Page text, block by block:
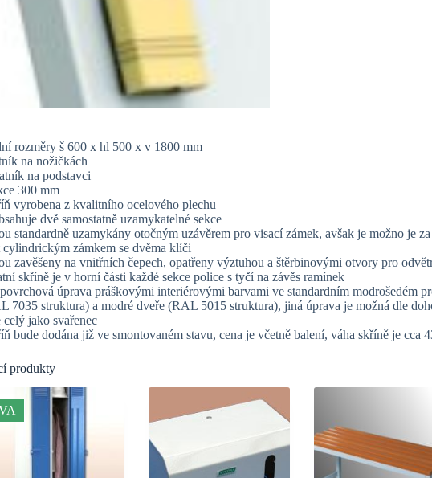
rozměry š 600 x hl 500 x v 1800 mm
na nožičkách
na podstavci
300 mm
vyrobena z kvalitního ocelového plechu
dvě samostatně uzamykatelné sekce
standardně uzamykány otočným uzávěrem pro visací zámek, avšak je možno je
cylindrickým zámkem se dvěma klíči
zavěšeny na vnitřních čepech, opatřeny výztuhou a štěrbinovými otvory pro
skříně je v horní části každé sekce police s tyčí na závěs ramínek
úprava práškovými interiérovými barvami ve standardním modrošedém
7035 struktura) a modré dveře (RAL 5015 struktura), jiná úprava je možná dle
celý jako svařenec
bude dodána již ve smontovaném stavu, cena je včetně balení, váha skříně je cca
produkty